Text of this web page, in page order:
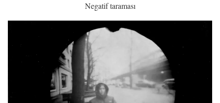
Negatif taraması